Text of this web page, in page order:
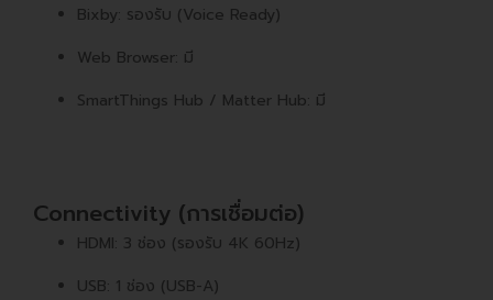
Bixby: รองรับ (Voice Ready)
Web Browser: มี
SmartThings Hub / Matter Hub: มี
Connectivity (การเชื่อมต่อ)
HDMI: 3 ช่อง (รองรับ 4K 60Hz)
USB: 1 ช่อง (USB-A)